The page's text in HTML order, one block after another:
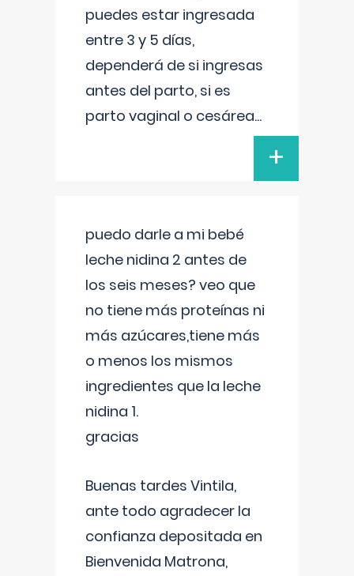
puedes estar ingresada
entre 3 y 5 días,
dependerá de si ingresas
antes del parto, si es
parto vaginal o cesárea...
+
puedo darle a mi bebé
leche nidina 2 antes de
los seis meses? veo que
no tiene más proteínas ni
más azúcares,tiene más
o menos los mismos
ingredientes que la leche
nidina 1.
gracias
Buenas tardes Vintila,
ante todo agradecer la
confianza depositada en
Bienvenida Matrona,